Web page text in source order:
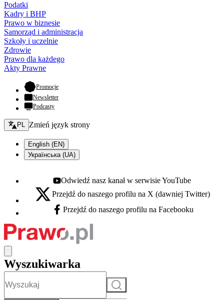
Podatki
Kadry i BHP
Prawo w biznesie
Samorząd i administracja
Szkoły i uczelnie
Zdrowie
Prawo dla każdego
Akty Prawne
Promocje- otwiera się w nowej karcie
Newsletter
Podcasty
Zmień język - bieżący:
PL Zmień język strony
English (EN)
Українська (UA)
Youtube - otwiera się w nowej karcie
Odwiedź nasz kanał w serwisie YouTube
X - otwiera się w nowej karcie
Przejdź do naszego profilu na X (dawniej Twitter)
Facebook - otwiera się w nowej karcie
Przejdź do naszego profilu na Facebooku
Wyszukiwarka
Szukaj